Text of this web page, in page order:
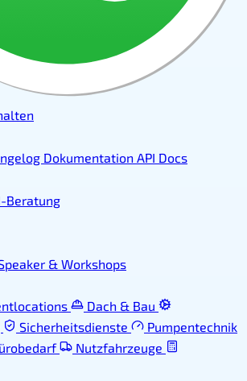
Dokumentation API Docs
Beratung
& Workshops
Dach & Bau
Sicherheitsdienste
Pumpentechnik
Nutzfahrzeuge